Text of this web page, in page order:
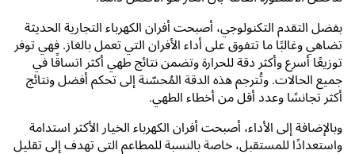
بفضل التقدم التكنولوجي، أصبحت أفران الكهرباء التجارية الحديثة
تضاهي وغالبًا ما تتفوق على أداء الأفران التي تعمل بالغاز. فهي توفر
توزيعًا أسرع وأكثر دقة للحرارة وتضمن نتائج طهي أكثر اتساقًا في
جميع الحالات. وتُترجم هذه الدقة المُحسّنة إلى تحكم أفضل ونتائج
أكثر تجانسًا وعدد أقل من أخطاء الطهي.
وبالإضافة إلى الأداء، أصبحت أفران الكهرباء الخيار الأكثر استدامة
واستعدادًا للمستقبل، خاصة بالنسبة للمطاعم التي تهدف إلى تقليل